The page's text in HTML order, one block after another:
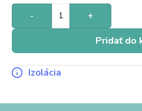
- +
Pridať do
Izolácia